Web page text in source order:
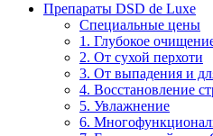
Препараты DSD de Luxe
Специальные цены
1. Глубокое
2. От сухой перхоти
3. От выпадения и
4. Восстановление
5. Увлажнение
6.